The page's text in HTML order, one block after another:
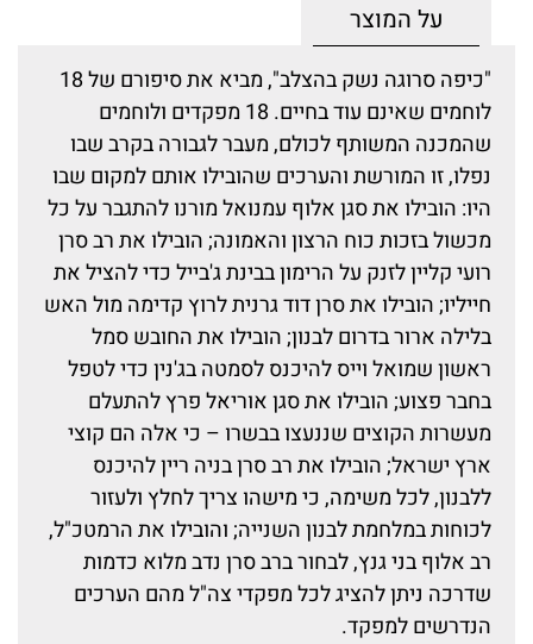
על המוצר
"כיפה סרוגה נשק בהצלב", מביא את סיפורם של 18
לוחמים שאינם עוד בחיים. 18 מפקדים ולוחמים
שהמכנה המשותף לכולם, מעבר לגבורה בקרב שבו
נפלו, זו המורשת והערכים שהובילו אותם למקום שבו
היו: הובילו את סגן אלוף עמנואל מורנו להתגבר על כל
מכשול בזכות כוח הרצון והאמונה; הובילו את רב סרן
רועי קליין לזנק על הרימון בבינת ג'בייל כדי להציל את
חייליו; הובילו את סרן דוד גרנית לרוץ קדימה מול האש
בלילה ארור בדרום לבנון; הובילו את החובש סמל
ראשון שמואל וייס להיכנס לסמטה בג'נין כדי לטפל
בחבר פצוע; הובילו את סגן אוריאל פרץ להתעלם
מעשרות הקוצים שננעצו בבשרו – כי אלה הם קוצי
ארץ ישראל; הובילו את רב סרן בניה ריין להיכנס
ללבנון, לכל משימה, כי מישהו צריך לחלץ ולעזור
לכוחות במלחמת לבנון השנייה; והובילו את הרמטכ"ל,
רב אלוף בני גנץ, לבחור ברב סרן נדב מלוא כדמות
שדרכה ניתן להציג לכל מפקדי צה"ל מהם הערכים
הנדרשים למפקד.